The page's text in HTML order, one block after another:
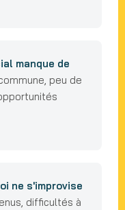
manque de
peu de
ne s'improvise
difficultés à